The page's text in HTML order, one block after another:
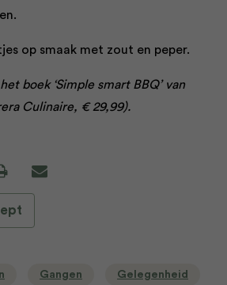
op smaak met zout en peper.
boek ‘Simple smart BBQ’ van
Culinaire, € 29,99).
Gangen Gelegenheid